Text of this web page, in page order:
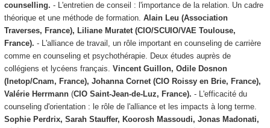
counselling. - L'entretien de conseil : l'importance de la relation. Un cadre
théorique et une méthode de formation. Alain Leu (Association
Traverses, France), Liliane Muratet (CIO/SCUIO/VAE Toulouse,
France). - L'alliance de travail, un rôle important en counseling de carrière
comme en counseling et psychothérapie. Deux études auprès de
collégiens et lycéens français. Vincent Guillon, Odile Dosnon
(Inetop/Cnam, France), Johanna Cornet (CIO Roissy en Brie, France),
Valérie Herrmann (CIO Saint-Jean-de-Luz, France). - L'efficacité du
counseling d'orientation : le rôle de l'alliance et les impacts à long terme.
Sophie Perdrix, Sarah Stauffer, Koorosh Massoudi, Jonas Madonati,